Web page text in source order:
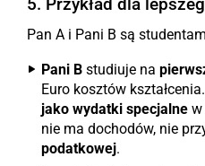
Pan A i Pani B są
Pani B studiuje na
Euro kosztów
jako wydatki specjalne w
nie ma dochodów, nie
podatkowej.